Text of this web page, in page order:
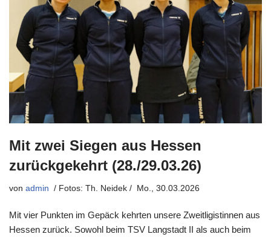
Mit zwei Siegen aus Hessen
zurückgekehrt (28./29.03.26)
von admin Mo., 30.03.2026
Mit vier Punkten im Gepäck kehrten unsere Zweitligistinnen aus
Hessen zurück. Sowohl beim TSV Langstadt II als auch beim